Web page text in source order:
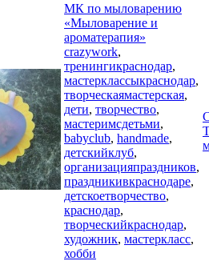
МК по мыловарению
«Мыловарение и
ароматерапия»
crazywork,
тренингикраснодар,
мастерклассыкраснодар,
творческаямастерская,
дети, творчество,
мастеримсдетьми,
babyclub, handmade,
детскийклуб,
организацияпраздников,
праздникивкраснодаре,
детскоетворчество,
краснодар,
творческийкраснодар,
художник, мастеркласс,
хобби